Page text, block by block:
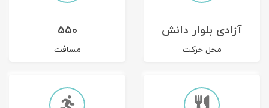
550
مسافت
آزادی بلوار دانش
محل حرکت